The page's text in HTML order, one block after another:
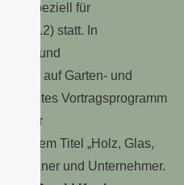
speziell für
10.2) statt. In
und
auf Garten- und
Vortragsprogramm
der
dem Titel „Holz, Glas,
für Planer und Unternehmer.